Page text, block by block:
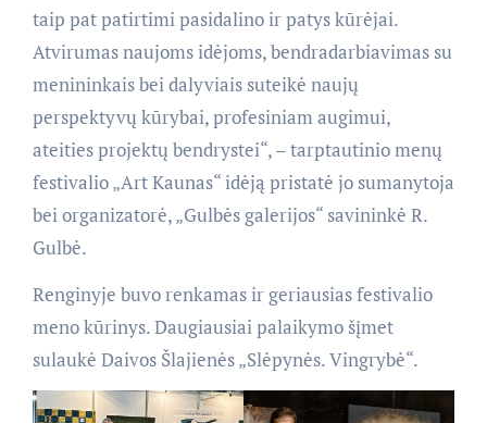
taip pat patirtimi pasidalino ir patys kūrėjai.
Atvirumas naujoms idėjoms, bendradarbiavimas su
menininkais bei dalyviais suteikė naujų
perspektyvų kūrybai, profesiniam augimui,
ateities projektų bendrystei“, – tarptautinio menų
festivalio „Art Kaunas“ idėją pristatė jo sumanytoja
bei organizatorė, „Gulbės galerijos“ savininkė R.
Gulbė.
Renginyje buvo renkamas ir geriausias festivalio
meno kūrinys. Daugiausiai palaikymo šįmet
sulaukė Daivos Šlajienės „Slėpynės. Vingrybė“.